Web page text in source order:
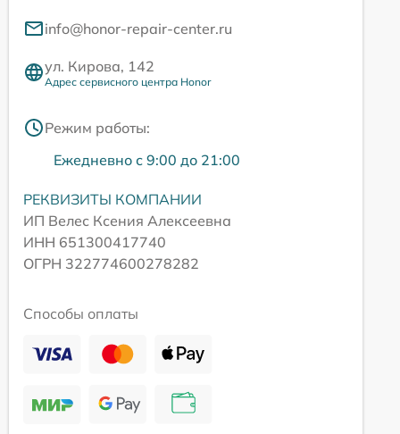
info@honor-repair-center.ru
ул. Кирова, 142
Адрес сервисного центра Honor
Режим работы:
Ежедневно с 9:00 до 21:00
РЕКВИЗИТЫ КОМПАНИИ
ИП Велес Ксения Алексеевна
ИНН 651300417740
ОГРН 322774600278282
Способы оплаты